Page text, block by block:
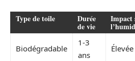
Type de toile Durée
de vie
Impact
Biodégradable
1-3
ans
Élevée